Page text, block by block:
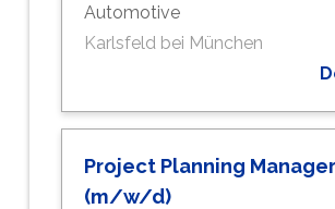
Automotive
Karlsfeld bei München
Project Planning Manager
(m/w/d)